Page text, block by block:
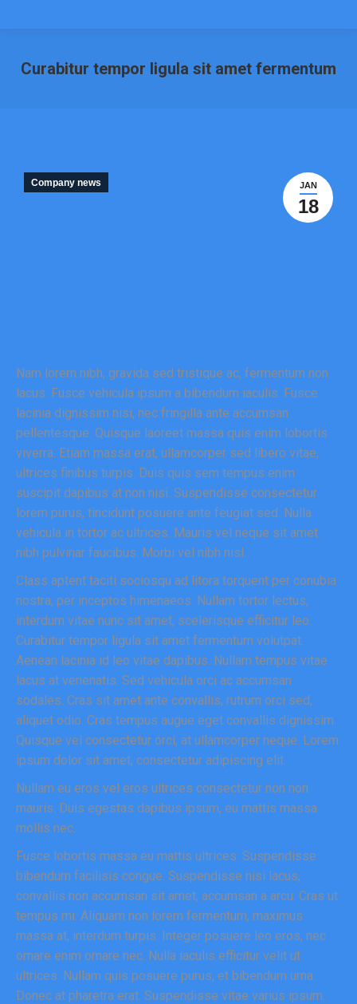
Curabitur tempor ligula sit amet fermentum
JAN
18
Company news
Nam lorem nibh, gravida sed tristique ac, fermentum non
lacus. Fusce vehicula ipsum a bibendum iaculis. Fusce
lacinia dignissim nisi, nec fringilla ante accumsan
pellentesque. Quisque laoreet massa quis enim lobortis
viverra. Etiam massa erat, ullamcorper sed libero vitae,
ultrices finibus turpis. Duis quis sem tempus enim
suscipit dapibus at non nisi. Suspendisse consectetur
lorem purus, tincidunt posuere ante feugiat sed. Nulla
vehicula in tortor ac ultrices. Mauris vel neque sit amet
nibh pulvinar faucibus. Morbi vel nibh nisl.
Class aptent taciti sociosqu ad litora torquent per conubia
nostra, per inceptos himenaeos. Nullam tortor lectus,
interdum vitae nunc sit amet, scelerisque efficitur leo.
Curabitur tempor ligula sit amet fermentum volutpat.
Aenean lacinia id leo vitae dapibus. Nullam tempus vitae
lacus at venenatis. Sed vehicula orci ac accumsan
sodales. Cras sit amet ante convallis, rutrum orci sed,
aliquet odio. Cras tempus augue eget convallis dignissim.
Quisque vel consectetur orci, at ullamcorper neque. Lorem
ipsum dolor sit amet, consectetur adipiscing elit.
Nullam eu eros vel eros ultrices consectetur non non
mauris. Duis egestas dapibus ipsum, eu mattis massa
mollis nec.
Fusce lobortis massa eu mattis ultrices. Suspendisse
bibendum facilisis congue. Suspendisse nisi lacus,
convallis non accumsan sit amet, accumsan a arcu. Cras ut
tempus mi. Aliquam non lorem fermentum, maximus
massa at, interdum turpis. Integer posuere leo eros, nec
ornare enim ornare nec. Nulla iaculis efficitur velit ut
ultrices. Nullam quis posuere purus, et bibendum urna.
Donec at pharetra erat. Suspendisse vitae varius ipsum.